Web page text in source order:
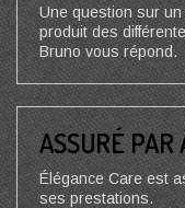
Une question sur
produit des
Bruno vous répond.
ASSURÉ
Élégance Care est
ses prestations.